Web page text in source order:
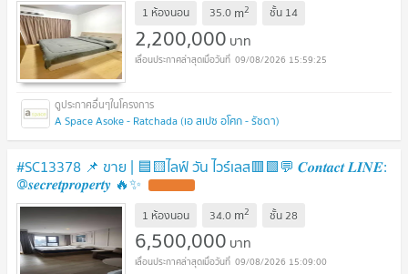
1 ห้องนอน 35.0 m2 ชั้น 14
2,200,000 บาท
09/08/2026 15:59:25
A Space Asoke - Ratchada (เอ สเปซ อโศก - รัชดา)
#SC13378​​ 📌 ขาย | 🟦🟨ไลฟ์ วัน ไวร์เลส🟥🟩💬 𝑪𝒐𝒏𝒕𝒂𝒄𝒕 𝑳𝑰𝑵𝑬:
@𝒔𝒆𝒄𝒓𝒆𝒕𝒑𝒓𝒐𝒑𝒆𝒓𝒕𝒚 🔥✨
1 ห้องนอน 34.0 m2 ชั้น28
6,500,000 บาท
09/08/2026 15:09:00